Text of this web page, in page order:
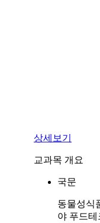
상세보기
교과목 개요
국문
동물성식
야 푸드테